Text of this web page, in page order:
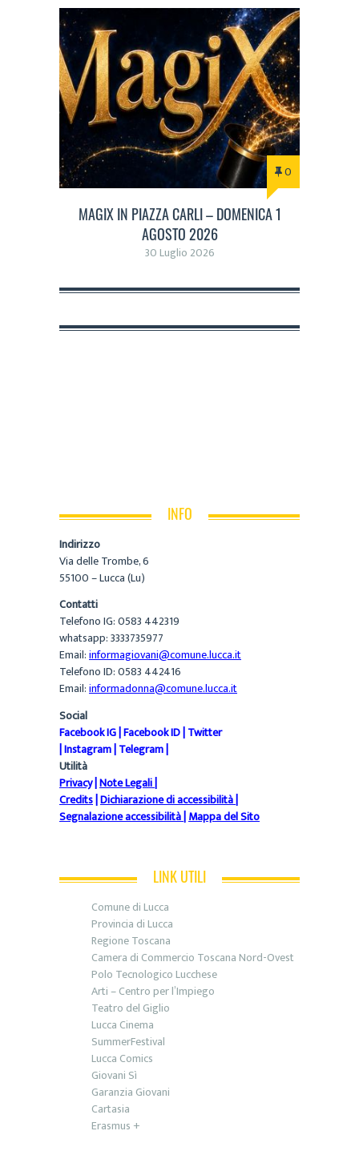
0
MAGIX IN PIAZZA CARLI – DOMENICA 1
AGOSTO 2026
30 Luglio 2026
INFO
Indirizzo
Via delle Trombe, 6
55100 – Lucca (Lu)
Contatti
Telefono IG: 0583 442319
whatsapp: 3333735977
Email:informagiovani@comune.lucca.it
Telefono ID: 0583 442416
Email:informadonna@comune.lucca.it
Social
Facebook IG|Facebook ID|Twitter
|Instagram|Telegram|
Utilità
Privacy|Note Legali|
Credits|Dichiarazione di accessibilità|
Segnalazione accessibilità|Mappa del Sito
LINK UTILI
Comune di Lucca
Provincia di Lucca
Regione Toscana
Camera di Commercio Toscana Nord-Ovest
Polo Tecnologico Lucchese
Arti – Centro per l’Impiego
Teatro del Giglio
Lucca Cinema
SummerFestival
Lucca Comics
Giovani Sì
Garanzia Giovani
Cartasia
Erasmus +